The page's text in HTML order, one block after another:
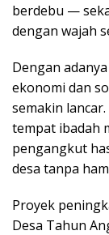
berdebu —
dengan wajah
Dengan
ekonomi dan
semakin
tempat ibadah
pengangkut
desa tanpa
Proyek
Desa Tahun